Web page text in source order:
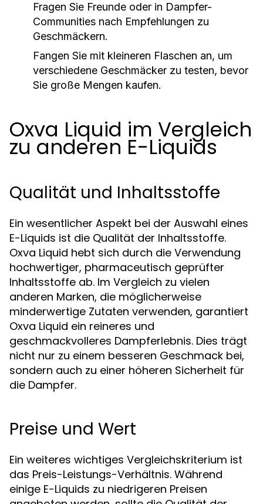
Fragen Sie Freunde oder in Dampfer-
Communities nach Empfehlungen zu
Geschmäckern.
Fangen Sie mit kleineren Flaschen an, um
verschiedene Geschmäcker zu testen, bevor
Sie große Mengen kaufen.
Oxva Liquid im Vergleich
zu anderen E-Liquids
Qualität und Inhaltsstoffe
Ein wesentlicher Aspekt bei der Auswahl eines
E-Liquids ist die Qualität der Inhaltsstoffe.
Oxva Liquid hebt sich durch die Verwendung
hochwertiger, pharmaceutisch geprüfter
Inhaltsstoffe ab. Im Vergleich zu vielen
anderen Marken, die möglicherweise
minderwertige Zutaten verwenden, garantiert
Oxva Liquid ein reineres und
geschmackvolleres Dampferlebnis. Dies trägt
nicht nur zu einem besseren Geschmack bei,
sondern auch zu einer höheren Sicherheit für
die Dampfer.
Preise und Wert
Ein weiteres wichtiges Vergleichskriterium ist
das Preis-Leistungs-Verhältnis. Während
einige E-Liquids zu niedrigeren Preisen